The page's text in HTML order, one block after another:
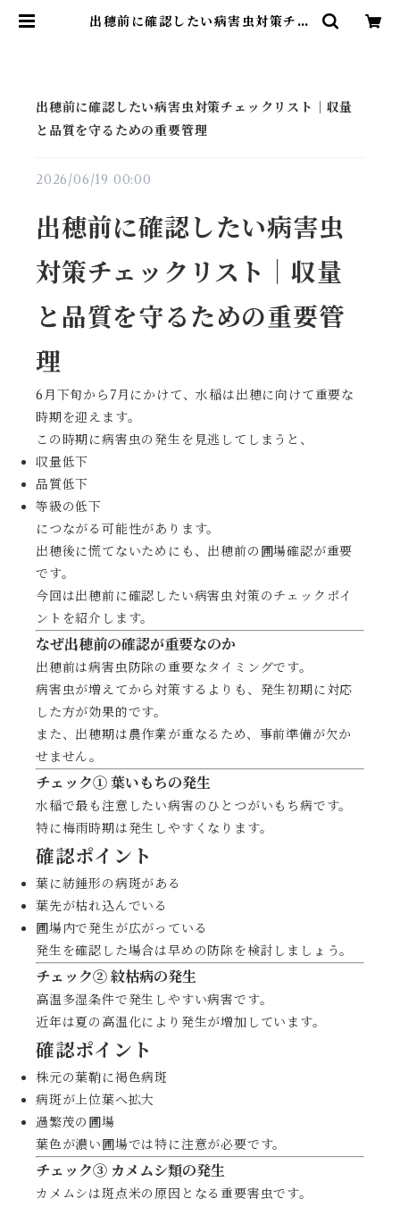
出穂前に確認したい病害虫対策チェ
出穂前に確認したい病害虫対策チェックリスト｜収量
と品質を守るための重要管理
2026/06/19 00:00
出穂前に確認したい病害虫
対策チェックリスト｜収量
と品質を守るための重要管
理
6月下旬から7月にかけて、水稲は出穂に向けて重要な
時期を迎えます。
この時期に病害虫の発生を見逃してしまうと、
収量低下
品質低下
等級の低下
につながる可能性があります。
出穂後に慌てないためにも、出穂前の圃場確認が重要
です。
今回は出穂前に確認したい病害虫対策のチェックポイ
ントを紹介します。
なぜ出穂前の確認が重要なのか
出穂前は病害虫防除の重要なタイミングです。
病害虫が増えてから対策するよりも、発生初期に対応
した方が効果的です。
また、出穂期は農作業が重なるため、事前準備が欠か
せません。
チェック① 葉いもちの発生
水稲で最も注意したい病害のひとつがいもち病です。
特に梅雨時期は発生しやすくなります。
確認ポイント
葉に紡錘形の病斑がある
葉先が枯れ込んでいる
圃場内で発生が広がっている
発生を確認した場合は早めの防除を検討しましょう。
チェック② 紋枯病の発生
高温多湿条件で発生しやすい病害です。
近年は夏の高温化により発生が増加しています。
確認ポイント
株元の葉鞘に褐色病斑
病斑が上位葉へ拡大
過繁茂の圃場
葉色が濃い圃場では特に注意が必要です。
チェック③ カメムシ類の発生
カメムシは斑点米の原因となる重要害虫です。